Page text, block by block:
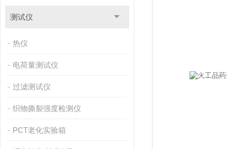
测试仪
热仪
电荷量测试仪
过滤测试仪
织物撕裂强度检测仪
PCT老化实验箱